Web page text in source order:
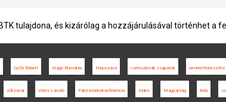
tulajdona, és kizárólag a hozzájárulásával történhet a
Győri Róbert Nagy-Románia Népszava csehszlovák csapatok ismeretterjesztés
zűrzavar Vörös László Párizsi békekonferencia Index Magyarság Ada